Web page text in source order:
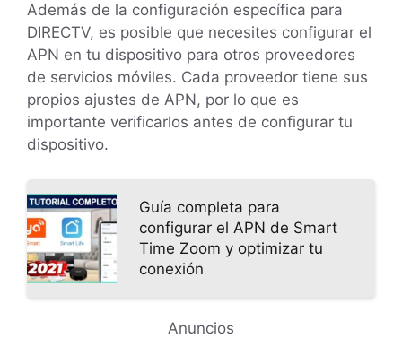
Además de la configuración específica para
DIRECTV, es posible que necesites configurar el
APN en tu dispositivo para otros proveedores
de servicios móviles. Cada proveedor tiene sus
propios ajustes de APN, por lo que es
importante verificarlos antes de configurar tu
dispositivo.
Guía completa para
configurar el APN de Smart
Time Zoom y optimizar tu
conexión
Anuncios